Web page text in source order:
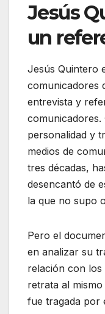
Jesús
un
Jesús Quintero
comunicadores
entrevista y
personalidad y
medios de
tres décadas,
desencantó de
la que no supo
Pero el
en analizar su
relación con los
retrata al
fue tragada por